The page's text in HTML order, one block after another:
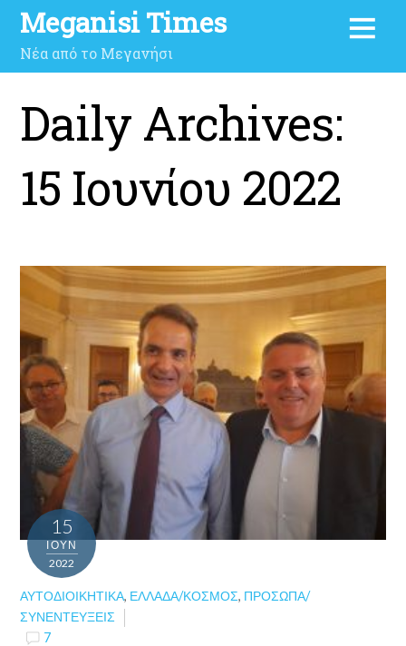
Meganisi Times
Νέα από το Μεγανήσι
Daily Archives:
15 Ιουνίου 2022
15
ΙΟΎΝ
2022
ΑΥΤΟΔΙΟΙΚΗΤΙΚΆ, ΕΛΛΆΔΑ/ΚΌΣΜΟΣ, ΠΡΌΣΩΠΑ/
ΣΥΝΕΝΤΕΎΞΕΙΣ
7